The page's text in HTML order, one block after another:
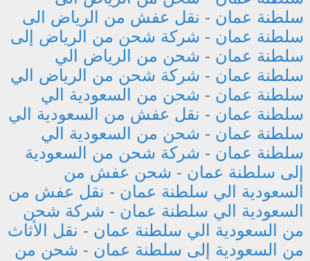
سلطنة عمان - نقل عفش من الرياض الى
سلطنة عمان - شركة شحن من الرياض إلى
سلطنة عمان - شحن من الرياض الي
سلطنة عمان - شركة شحن من الرياض الي
سلطنة عمان - شحن من السعودية الي
سلطنة عمان - نقل عفش من السعودية الي
سلطنة عمان - شحن من السعودية الي
سلطنة عمان - شركة شحن من السعودية
إلى سلطنة عمان - شحن عفش من
السعودية الي سلطنة عمان - نقل عفش من
السعودية الي سلطنة عمان - شركة شحن
من السعودية الي سلطنة عمان - نقل الأثاث
من السعودية إلى سلطنة عمان - شحن من